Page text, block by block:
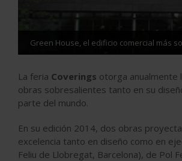
Green House, el edificio comercial más
La feria Coverings otorga anualmente
obras sobresalientes tanto en su
parte del mundo.
En su edición 2014, dos obras
excelencia tanto en diseño como en
Feliu de Llobregat, Barcelona), de Pol